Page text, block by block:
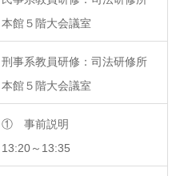
本館５階大会議室
刑事系教員研修：司法研修所
本館５階大会議室
① 事前説明
13:20～13:35